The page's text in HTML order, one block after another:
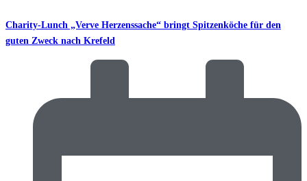
Charity-Lunch „Verve Herzenssache“ bringt Spitzenköche für den
guten Zweck nach Krefeld